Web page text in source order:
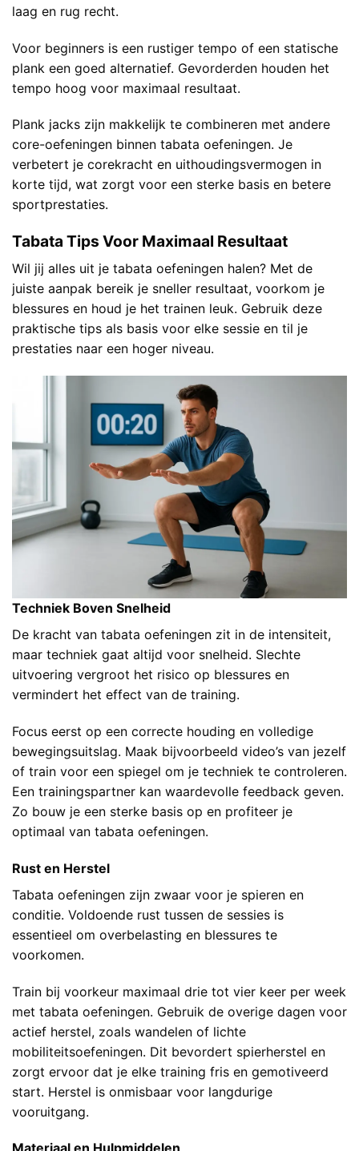
laag en rug recht.
Voor beginners is een rustiger tempo of een statische
plank een goed alternatief. Gevorderden houden het
tempo hoog voor maximaal resultaat.
Plank jacks zijn makkelijk te combineren met andere
core-oefeningen binnen tabata oefeningen. Je
verbetert je corekracht en uithoudingsvermogen in
korte tijd, wat zorgt voor een sterke basis en betere
sportprestaties.
Tabata Tips Voor Maximaal Resultaat
Wil jij alles uit je tabata oefeningen halen? Met de
juiste aanpak bereik je sneller resultaat, voorkom je
blessures en houd je het trainen leuk. Gebruik deze
praktische tips als basis voor elke sessie en til je
prestaties naar een hoger niveau.
Techniek Boven Snelheid
De kracht van tabata oefeningen zit in de intensiteit,
maar techniek gaat altijd voor snelheid. Slechte
uitvoering vergroot het risico op blessures en
vermindert het effect van de training.
Focus eerst op een correcte houding en volledige
bewegingsuitslag. Maak bijvoorbeeld video’s van jezelf
of train voor een spiegel om je techniek te controleren.
Een trainingspartner kan waardevolle feedback geven.
Zo bouw je een sterke basis op en profiteer je
optimaal van tabata oefeningen.
Rust en Herstel
Tabata oefeningen zijn zwaar voor je spieren en
conditie. Voldoende rust tussen de sessies is
essentieel om overbelasting en blessures te
voorkomen.
Train bij voorkeur maximaal drie tot vier keer per week
met tabata oefeningen. Gebruik de overige dagen voor
actief herstel, zoals wandelen of lichte
mobiliteitsoefeningen. Dit bevordert spierherstel en
zorgt ervoor dat je elke training fris en gemotiveerd
start. Herstel is onmisbaar voor langdurige
vooruitgang.